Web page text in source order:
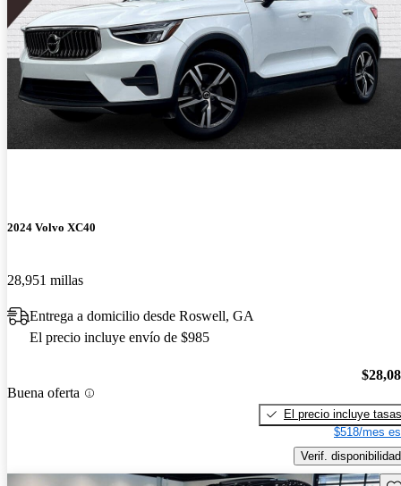
2024 Volvo XC40
28,951 millas
Entrega a domicilio desde Roswell, GA
El precio incluye envío de $985
Buena oferta
El precio incluye tasas
$518/mes
Verif. disponibilidad